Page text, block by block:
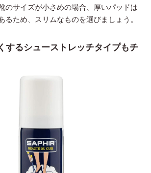
のサイズが小さめの場合、厚いパッドは
るため、スリムなものを選びましょう。
するシューストレッチタイプもチ